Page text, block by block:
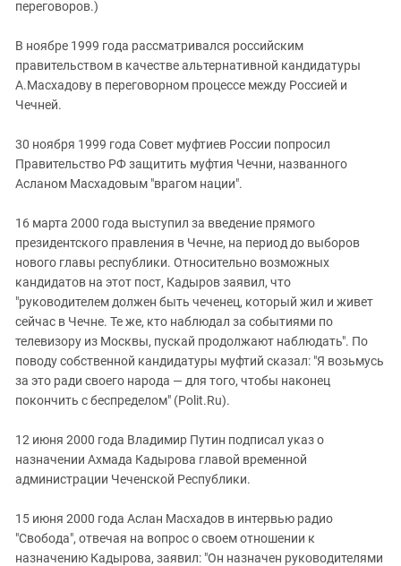
переговоров.)
В ноябре 1999 года рассматривался российским
правительством в качестве альтернативной кандидатуры
А.Масхадову в переговорном процессе между Россией и
Чечней.
30 ноября 1999 года Совет муфтиев России попросил
Правительство РФ защитить муфтия Чечни, названного
Асланом Масхадовым "врагом нации".
16 марта 2000 года выступил за введение прямого
президентского правления в Чечне, на период до выборов
нового главы республики. Относительно возможных
кандидатов на этот пост, Кадыров заявил, что
"руководителем должен быть чеченец, который жил и живет
сейчас в Чечне. Те же, кто наблюдал за событиями по
телевизору из Москвы, пускай продолжают наблюдать". По
поводу собственной кандидатуры муфтий сказал: "Я возьмусь
за это ради своего народа — для того, чтобы наконец
покончить с беспределом" (Polit.Ru).
12 июня 2000 года Владимир Путин подписал указ о
назначении Ахмада Кадырова главой временной
администрации Чеченской Республики.
15 июня 2000 года Аслан Масхадов в интервью радио
"Свобода", отвечая на вопрос о своем отношении к
назначению Кадырова, заявил: "Он назначен руководителями